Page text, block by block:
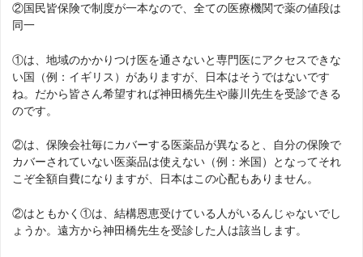
②国民皆保険で制度が一本なので、全ての医療機関で薬の値段は
同一
①は、地域のかかりつけ医を通さないと専門医にアクセスできな
い国（例：イギリス）がありますが、日本はそうではないです
ね。だから皆さん希望すれば神田橋先生や藤川先生を受診できる
のです。
②は、保険会社毎にカバーする医薬品が異なると、自分の保険で
カバーされていない医薬品は使えない（例：米国）となってそれ
こぞ全額自費になりますが、日本はこの心配もありません。
②はともかく①は、結構恩恵受けている人がいるんじゃないでし
ょうか。遠方から神田橋先生を受診した人は該当します。